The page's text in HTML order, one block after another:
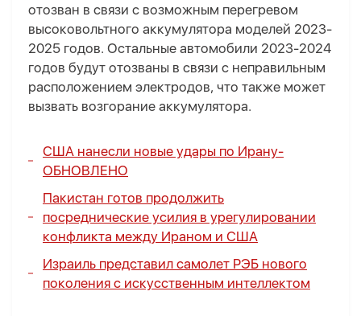
отозван в связи с возможным перегревом
высоковольтного аккумулятора моделей 2023-
2025 годов. Остальные автомобили 2023-2024
годов будут отозваны в связи с неправильным
расположением электродов, что также может
вызвать возгорание аккумулятора.
США нанесли новые удары по Ирану-
ОБНОВЛЕНО
Пакистан готов продолжить
посреднические усилия в урегулировании
конфликта между Ираном и США
Израиль представил самолет РЭБ нового
поколения с искусственным интеллектом